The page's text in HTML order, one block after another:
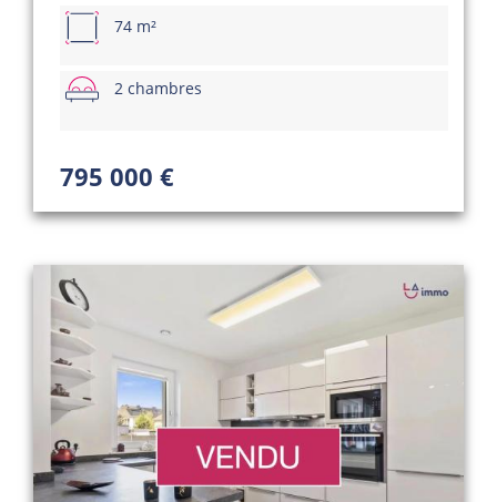
74 m²
2 chambres
795 000 €